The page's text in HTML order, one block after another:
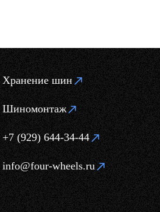
Хранение шин
Шиномонтаж
+7 (929) 644-34-44
info@four-wheels.ru